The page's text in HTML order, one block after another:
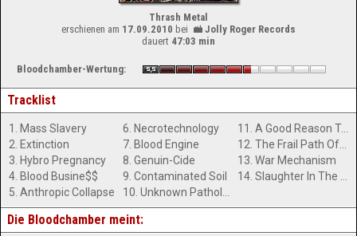
Thrash Metal
erschienen am 17.09.2010 bei
Jolly Roger Records
dauert 47:03 min
Bloodchamber-Wertung:
Tracklist
1. Mass Slavery
2. Extinction
3. Hybro Pregnancy
4. Blood Busine$$
5. Anthropic Collapse
6. Necrotechnology
7. Blood Engine
8. Genuin-Cide
9. Contaminated Soil
11. A Good Reason To Kill
12. The Frail Path Of Peace
13. War Mechanism
Die Bloodchamber meint: